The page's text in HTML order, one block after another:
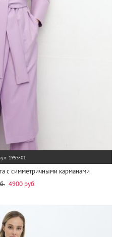
1955-01
с симметричными карманами
4900 руб.